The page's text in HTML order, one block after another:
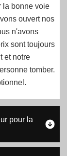
la bonne voie
ouvert nos
n'avons
sont toujours
et notre
tomber.
pour la